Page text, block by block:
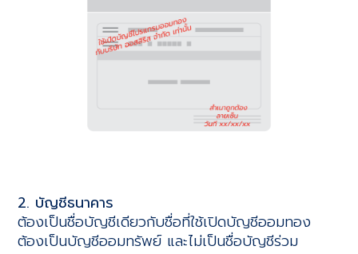
2. บัญชีธนาคาร
ต้องเป็นชื่อบัญชีเดียวกับชื่อที่ใช้เปิดบัญชีออมทอง
ต้องเป็นบัญชีออมทรัพย์ และไม่เป็นชื่อบัญชีร่วม